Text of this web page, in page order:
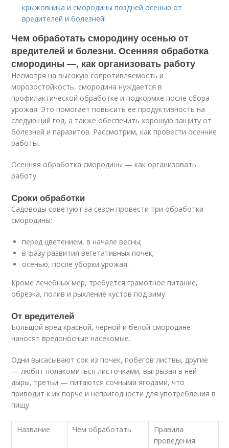
крыжовника и смородины поздней осенью от
вредителей и болезней!
Чем обработать смородину осенью от
вредителей и болезни. Осенняя обработка
смородины —, как организовать работу
Несмотря на высокую сопротивляемость и
морозостойкость, смородина нуждается в
профилактической обработке и подкормке после сбора
урожая. Это помогает повысить ее продуктивность на
следующий год, а также обеспечить хорошую защиту от
болезней и паразитов. Рассмотрим, как провести осенние
работы.
Осенняя обработка смородины — как организовать
работу
Сроки обработки
Садоводы советуют за сезон провести три обработки
смородины:
перед цветением, в начале весны;
в фазу развития вегетативных почек;
осенью, после уборки урожая.
Кроме лечебных мер, требуется грамотное питание,
обрезка, полив и рыхление кустов под зиму.
От вредителей
Большой вред красной, чёрной и белой смородине
наносят вредоносные насекомые.
Одни высасывают сок из почек, побегов листвы, другие
— любят полакомиться листочками, выгрызая в ней
дыры, третьи — питаются сочными ягодами, что
приводит к их порче и непригодности для употребления в
пищу.
Название Чем обработать
Правила
проведения